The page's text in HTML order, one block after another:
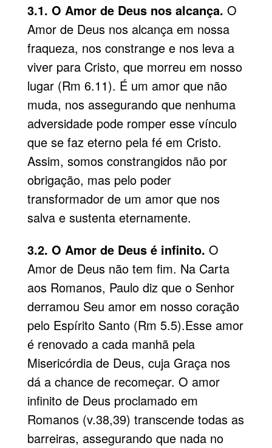
3.1. O Amor de Deus nos alcança. O
Amor de Deus nos alcança em nossa
fraqueza, nos constrange e nos leva a
viver para Cristo, que morreu em nosso
lugar (Rm 6.11). É um amor que não
muda, nos assegurando que nenhuma
adversidade pode romper esse vínculo
que se faz eterno pela fé em Cristo.
Assim, somos constrangidos não por
obrigação, mas pelo poder
transformador de um amor que nos
salva e sustenta eternamente.
3.2. O Amor de Deus é infinito. O
Amor de Deus não tem fim. Na Carta
aos Romanos, Paulo diz que o Senhor
derramou Seu amor em nosso coração
pelo Espírito Santo (Rm 5.5).Esse amor
é renovado a cada manhã pela
Misericórdia de Deus, cuja Graça nos
dá a chance de recomeçar. O amor
infinito de Deus proclamado em
Romanos (v.38,39) transcende todas as
barreiras, assegurando que nada no